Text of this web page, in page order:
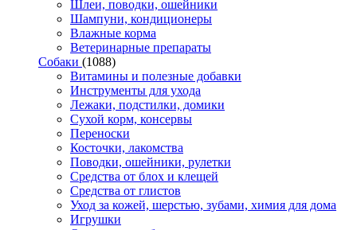
Шлеи, поводки, ошейники
Шампуни, кондиционеры
Влажные корма
Ветеринарные препараты
Собаки (1088)
Витамины и полезные добавки
Инструменты для ухода
Лежаки, подстилки, домики
Сухой корм, консервы
Переноски
Косточки, лакомства
Поводки, ошейники, рулетки
Средства от блох и клещей
Средства от глистов
Уход за кожей, шерстью, зубами, химия для дома
Игрушки